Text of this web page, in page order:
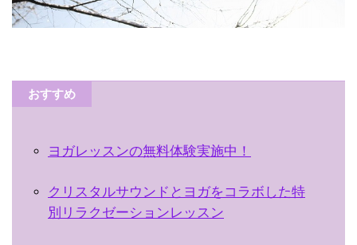
おすすめ
ヨガレッスンの無料体験実施中！
クリスタルサウンドとヨガをコラボした特
別リラクゼーションレッスン